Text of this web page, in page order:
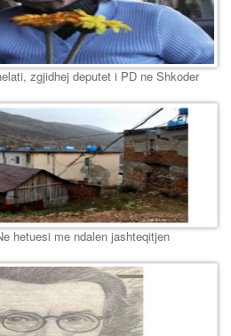
zgjidhej deputet i PD ne Shkoder
hetuesi me ndalen jashteqitjen